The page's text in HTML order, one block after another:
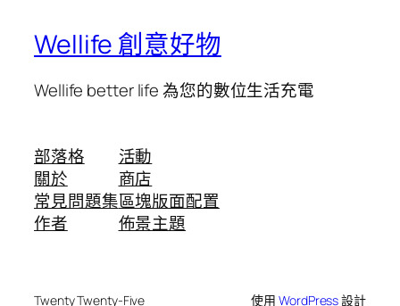
Wellife 創意好物
Wellife better life 為您的數位生活充電
部落格
關於
常見問題集
作者
活動
商店
區塊版面配置
佈景主題
Twenty Twenty-Five 使用WordPress設計